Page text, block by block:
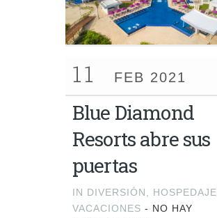
11 FEB 2021
Blue Diamond
Resorts abre sus
puertas
IN DIVERSIÓN, HOSPEDAJE
VACACIONES - NO HAY